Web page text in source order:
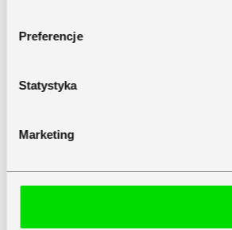
Preferencje
Statystyka
Marketing